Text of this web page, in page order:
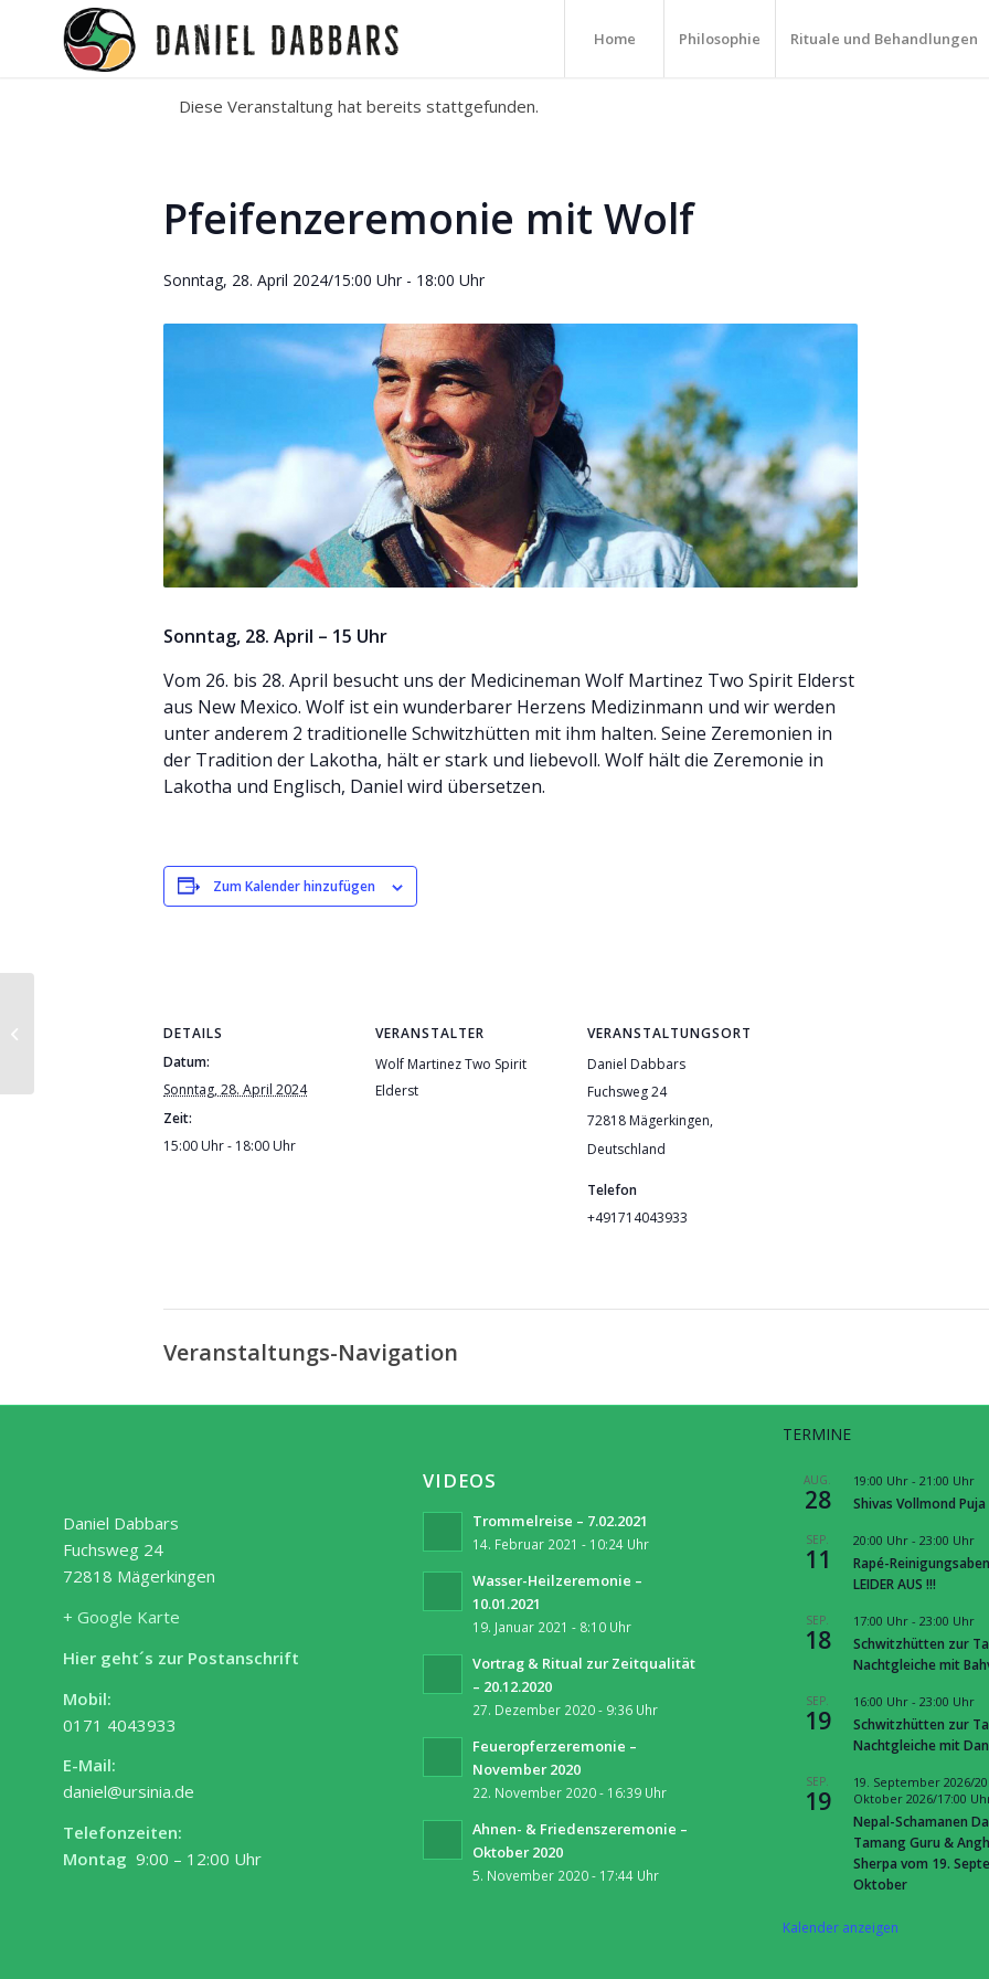
Home Philosophie Rituale und Behandlungen
Diese Veranstaltung hat bereits stattgefunden.
Pfeifenzeremonie mit Wolf
Sonntag, 28. April 2024/15:00 Uhr - 18:00 Uhr
Sonntag, 28. April – 15 Uhr
Vom 26. bis 28. April besucht uns der Medicineman Wolf Martinez Two Spirit Elderst
aus New Mexico. Wolf ist ein wunderbarer Herzens Medizinmann und wir werden
unter anderem 2 traditionelle Schwitzhütten mit ihm halten. Seine Zeremonien in
der Tradition der Lakotha, hält er stark und liebevoll. Wolf hält die Zeremonie in
Lakotha und Englisch, Daniel wird übersetzen.
Zum Kalender hinzufügen
DETAILS
Datum:
Sonntag, 28. April 2024
Zeit:
15:00 Uhr - 18:00 Uhr
VERANSTALTER
Wolf Martinez Two Spirit
Elderst
VERANSTALTUNGSORT
Daniel Dabbars
Fuchsweg 24
72818 Mägerkingen,
Deutschland
Telefon
+491714043933
Veranstaltungs-Navigation
Daniel Dabbars
Fuchsweg 24
72818 Mägerkingen
+ Google Karte
Hier geht´s zur Postanschrift
Mobil:
0171 4043933
E-Mail:
daniel@ursinia.de
Telefonzeiten:
Montag 9:00 – 12:00 Uhr
VIDEOS
Trommelreise – 7.02.2021
14. Februar 2021 - 10:24 Uhr
Wasser-Heilzeremonie –
10.01.2021
19. Januar 2021 - 8:10 Uhr
Vortrag & Ritual zur Zeitqualität
– 20.12.2020
27. Dezember 2020 - 9:36 Uhr
Feueropferzeremonie –
November 2020
22. November 2020 - 16:39 Uhr
Ahnen- & Friedenszeremonie –
Oktober 2020
5. November 2020 - 17:44 Uhr
TERMINE
AUG.
28
19:00 Uhr- 21:00 Uhr
Shivas Vollmond Puja
SEP.
11
20:00 Uhr- 23:00 Uhr
Rapé-
LEIDER AUS !!!
SEP.
18
17:00 Uhr- 23:00 Uhr
Schwitzhütten zur
Nachtgleiche mit
SEP.
19
16:00 Uhr- 23:00 Uhr
Schwitzhütten zur
Nachtgleiche mit
SEP.
19
19. September 2026/
Oktober 2026/17:00
Nepal-Schamanen
Tamang Guru &
Sherpa vom 19.
Oktober
Kalender anzeigen
Schwitzhütte mit Wolf